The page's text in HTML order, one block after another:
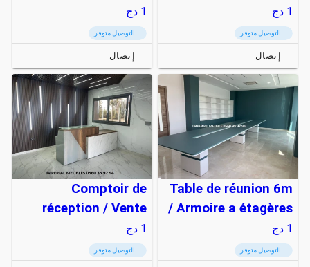
1 دج
التوصيل متوفر
إتصال
1 دج
التوصيل متوفر
إتصال
Table de réunion 6m
/ Armoire a étagères
1 دج
التوصيل متوفر
Comptoir de
réception / Vente
1 دج
التوصيل متوفر